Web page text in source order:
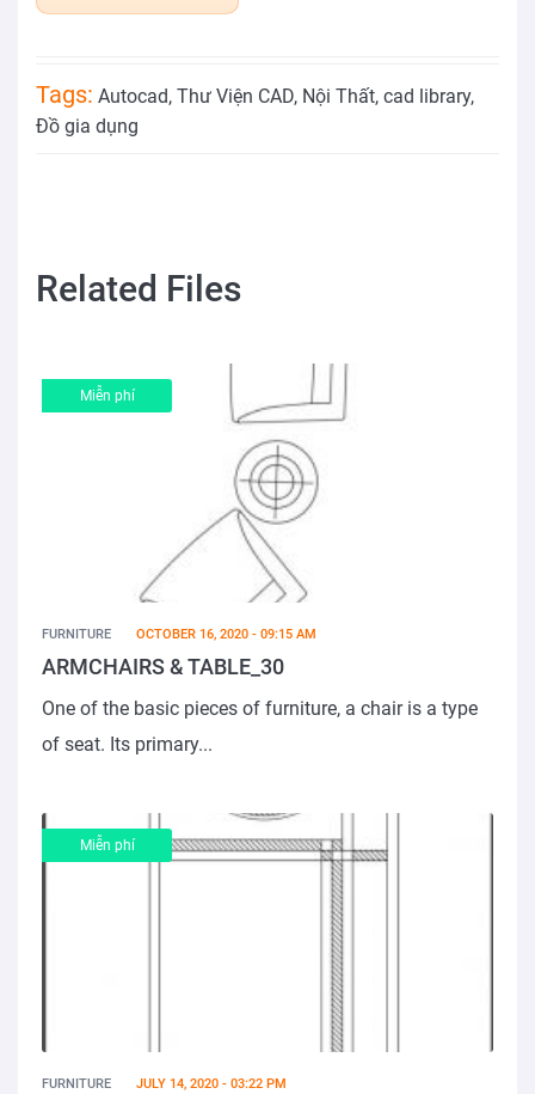
Tags: Autocad, Thư Viện CAD, Nội Thất, cad library,
Đồ gia dụng
Related Files
Miễn phí
FURNITURE OCTOBER 16, 2020 - 09:15 AM
ARMCHAIRS & TABLE_30
One of the basic pieces of furniture, a chair is a type
of seat. Its primary...
Miễn phí
FURNITURE JULY 14, 2020 - 03:22 PM